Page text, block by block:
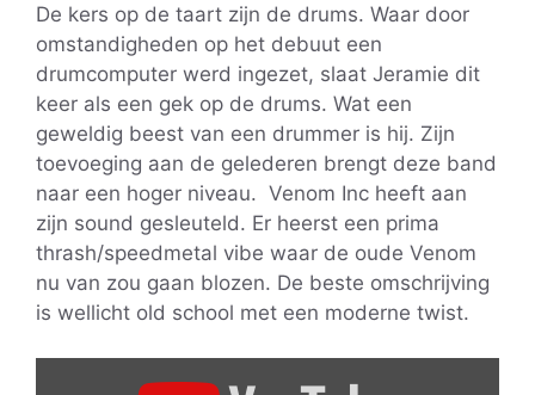
De kers op de taart zijn de drums. Waar door
omstandigheden op het debuut een
drumcomputer werd ingezet, slaat Jeramie dit
keer als een gek op de drums. Wat een
geweldig beest van een drummer is hij. Zijn
toevoeging aan de gelederen brengt deze band
naar een hoger niveau. Venom Inc heeft aan
zijn sound gesleuteld. Er heerst een prima
thrash/speedmetal vibe waar de oude Venom
nu van zou gaan blozen. De beste omschrijving
is wellicht old school met een moderne twist.